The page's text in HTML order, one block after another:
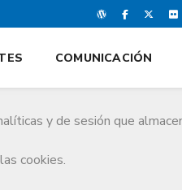
y de sesión que
cookies.
COMUNICACIÓN